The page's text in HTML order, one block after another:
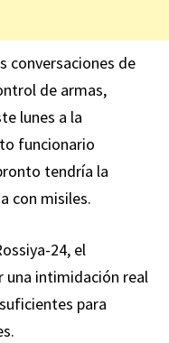
conversaciones de
de armas,
lunes a la
funcionario
tendría la
con misiles.
24, el
intimidación real
para